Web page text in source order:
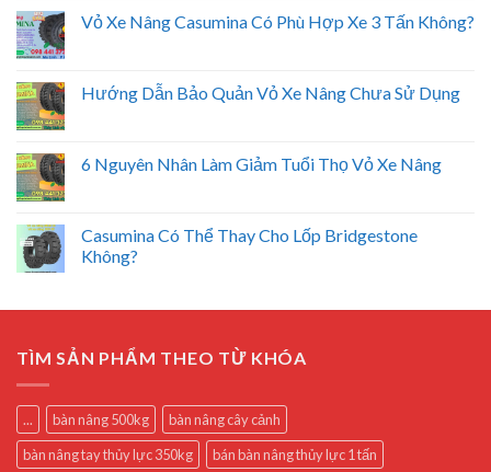
Vỏ Xe Nâng Casumina Có Phù Hợp Xe 3 Tấn Không?
Hướng Dẫn Bảo Quản Vỏ Xe Nâng Chưa Sử Dụng
6 Nguyên Nhân Làm Giảm Tuổi Thọ Vỏ Xe Nâng
Casumina Có Thể Thay Cho Lốp Bridgestone
Không?
TÌM SẢN PHẨM THEO TỪ KHÓA
... bàn nâng 500kg
bàn nâng cây cảnh
bàn nâng tay thủy lực 350kg
bán bàn nâng thủy lực 1 tấn